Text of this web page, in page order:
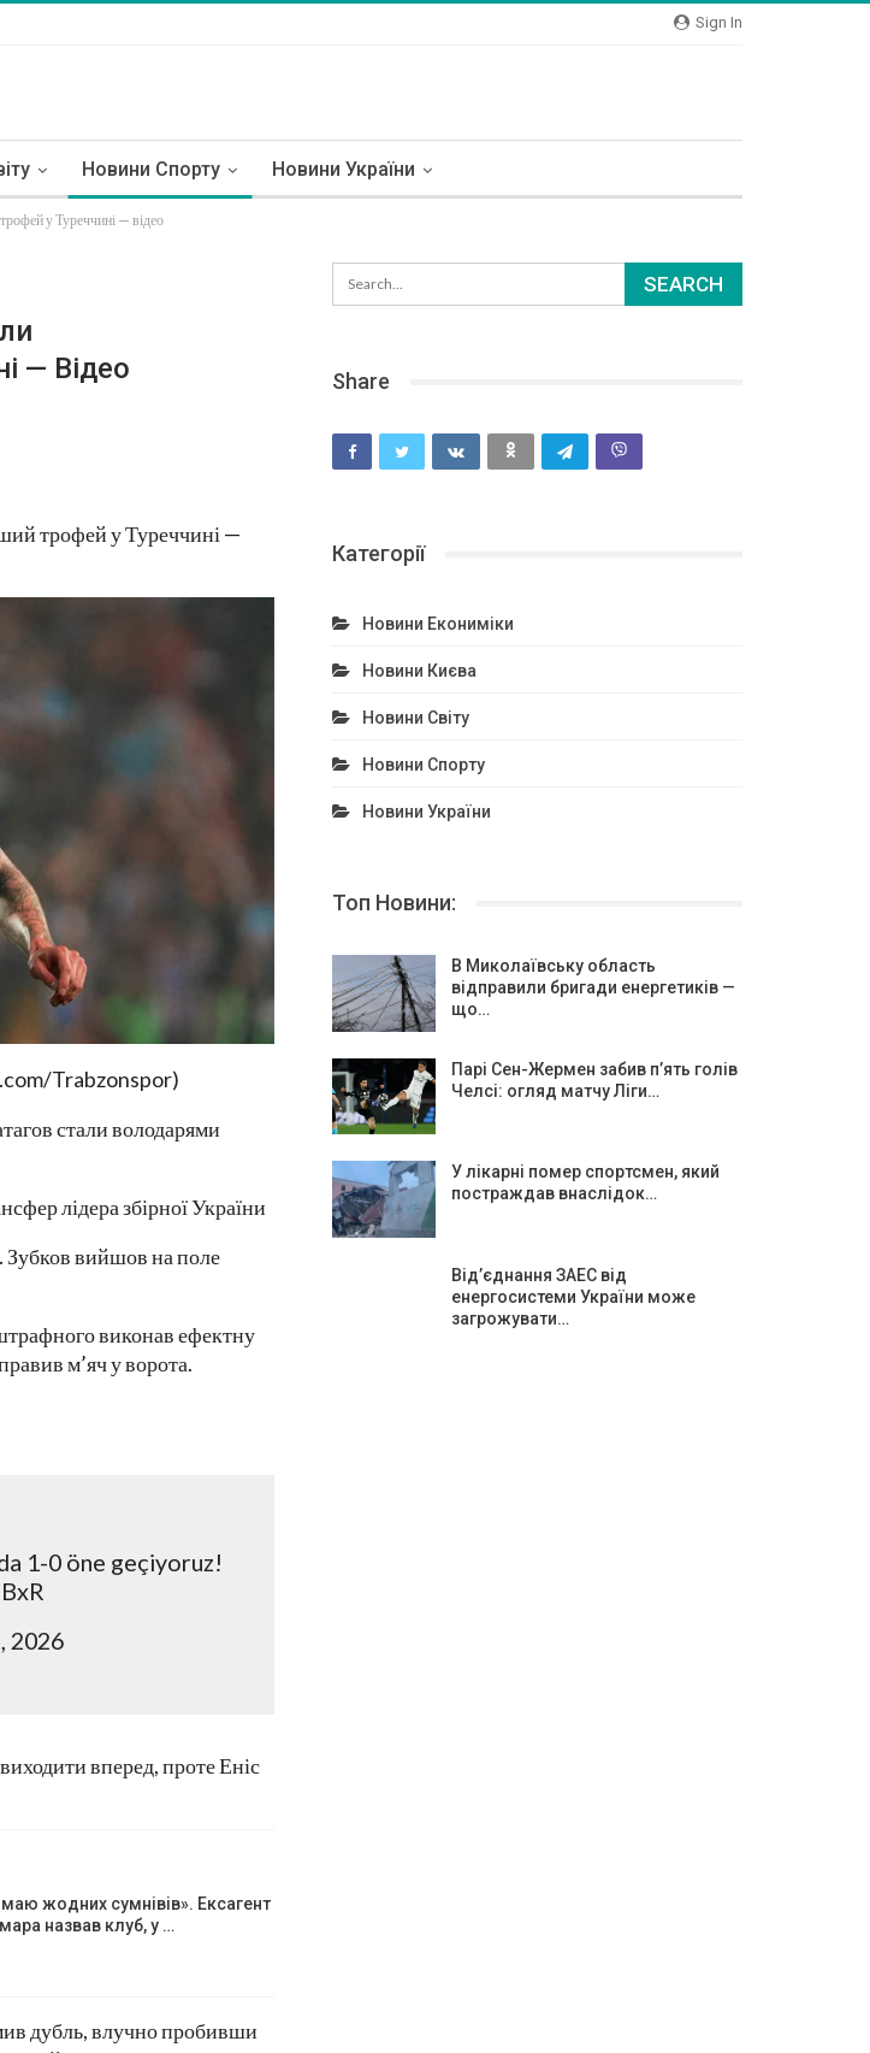
Sign In
Новини Спорту Новини України
у Туреччині — відео
— Відео
трофей у Туреччині —
Trabzonspor)
стали володарями
лідера збірної України
Зубков вийшов на поле
виконав ефектну
м’яч у ворота.
1-0 öne geçiyoruz!
2026
вперед, проте Еніс
жодних сумнівів». Ексагент
назвав клуб, у …
дубль, влучно пробивши
Share
Категорії
Новини Екониміки
Новини Києва
Новини Світу
Новини Спорту
Новини України
Топ Новини:
В Миколаївську область
відправили бригади енергетиків —
що…
Парі Сен-Жермен забив п’ять голів
Челсі: огляд матчу Ліги…
У лікарні помер спортсмен, який
постраждав внаслідок…
Від’єднання ЗАЕС від
енергосистеми України може
загрожувати…